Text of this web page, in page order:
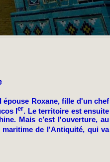
épouse Roxane, fille d'un chef
Ier. Le territoire est ensuite
Mais c’est l'ouverture, au
de l'Antiquité, qui va